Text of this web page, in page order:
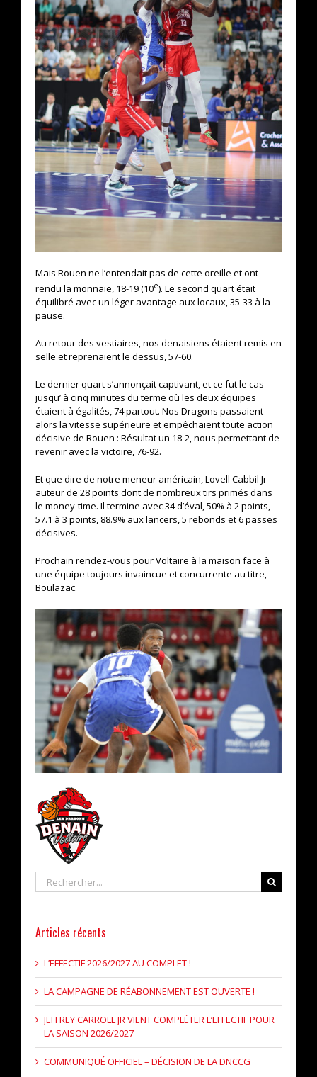
Mais Rouen ne l’entendait pas de cette oreille et ont
rendu la monnaie, 18-19 (10e). Le second quart était
équilibré avec un léger avantage aux locaux, 35-33 à la
pause.
Au retour des vestiaires, nos denaisiens étaient remis en
selle et reprenaient le dessus, 57-60.
Le dernier quart s’annonçait captivant, et ce fut le cas
jusqu’ à cinq minutes du terme où les deux équipes
étaient à égalités, 74 partout. Nos Dragons passaient
alors la vitesse supérieure et empêchaient toute action
décisive de Rouen : Résultat un 18-2, nous permettant de
revenir avec la victoire, 76-92.
Et que dire de notre meneur américain, Lovell Cabbil Jr
auteur de 28 points dont de nombreux tirs primés dans
le money-time. Il termine avec 34 d’éval, 50% à 2 points,
57.1 à 3 points, 88.9% aux lancers, 5 rebonds et 6 passes
décisives.
Prochain rendez-vous pour Voltaire à la maison face à
une équipe toujours invaincue et concurrente au titre,
Boulazac.
Rechercher
Articles récents
L’EFFECTIF 2026/2027 AU COMPLET !
LA CAMPAGNE DE RÉABONNEMENT EST OUVERTE !
JEFFREY CARROLL JR VIENT COMPLÉTER L’EFFECTIF POUR
LA SAISON 2026/2027
COMMUNIQUÉ OFFICIEL – DÉCISION DE LA DNCCG